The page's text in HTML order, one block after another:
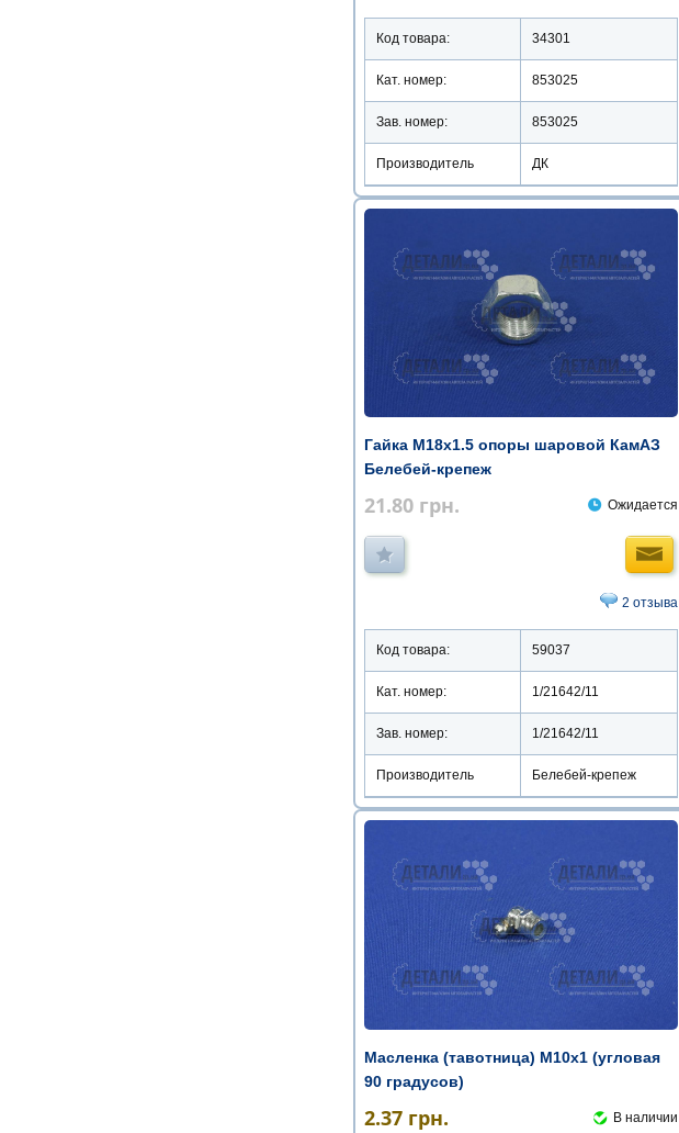
Код товара: 34301
Кат. номер: 853025
Зав. номер: 853025
Производитель ДК
Гайка М18х1.5 опоры шаровой КамАЗ
Белебей-крепеж
21.80 грн. Ожидается
2 отзыва
Код товара: 59037
Кат. номер: 1/21642/11
Зав. номер: 1/21642/11
Производитель Белебей-крепеж
Масленка (тавотница) М10х1 (угловая
90 градусов)
2.37 грн. В наличии